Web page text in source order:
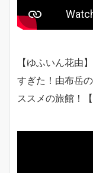
【ゆふいん花由
すぎた！由布岳
ススメの旅館！